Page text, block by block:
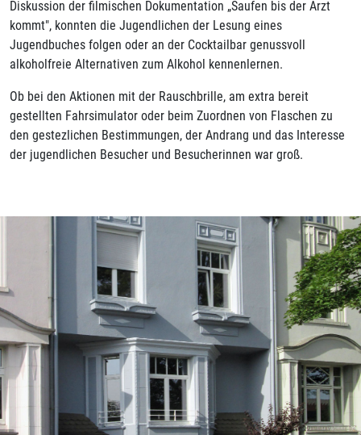
Diskussion der filmischen Dokumentation „Saufen bis der Arzt
kommt", konnten die Jugendlichen der Lesung eines
Jugendbuches folgen oder an der Cocktailbar genussvoll
alkoholfreie Alternativen zum Alkohol kennenlernen.
Ob bei den Aktionen mit der Rauschbrille, am extra bereit
gestellten Fahrsimulator oder beim Zuordnen von Flaschen zu
den gestezlichen Bestimmungen, der Andrang und das Interesse
der jugendlichen Besucher und Besucherinnen war groß.